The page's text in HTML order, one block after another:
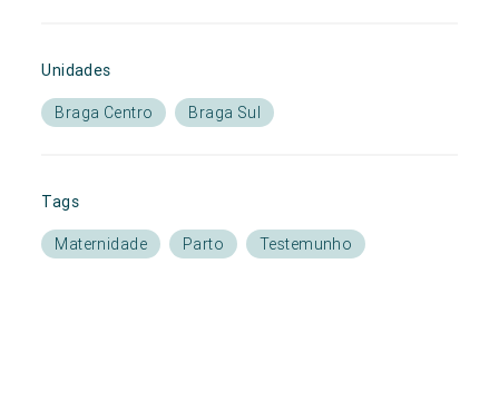
Unidades
Braga Centro Braga Sul
Tags
Maternidade Parto Testemunho